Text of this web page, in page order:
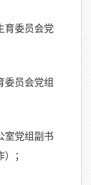
育委员会党
委员会党组
室党组副书
；